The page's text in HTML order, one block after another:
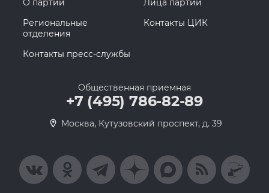
О партии
Лица партии
Региональные
отделения
Контакты ЦИК
Контакты пресс-службы
Общественная приемная
+7 (495) 786-82-89
Москва, Кутузовский проспект, д. 39